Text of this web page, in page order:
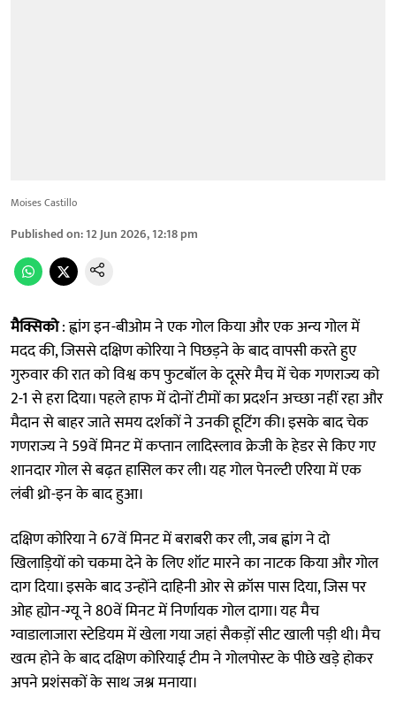
Moises Castillo
Published on:12 Jun 2026, 12:18 pm
मैक्सिको: ह्वांग इन-बीओम ने एक गोल किया और एक अन्य गोल में
मदद की, जिससे दक्षिण कोरिया ने पिछड़ने के बाद वापसी करते हुए
गुरुवार की रात को विश्व कप फुटबॉल के दूसरे मैच में चेक गणराज्य को
2-1 से हरा दिया। पहले हाफ में दोनों टीमों का प्रदर्शन अच्छा नहीं रहा और
मैदान से बाहर जाते समय दर्शकों ने उनकी हूटिंग की। इसके बाद चेक
गणराज्य ने 59वें मिनट में कप्तान लादिस्लाव क्रेजी के हेडर से किए गए
शानदार गोल से बढ़त हासिल कर ली। यह गोल पेनल्टी एरिया में एक
लंबी थ्रो-इन के बाद हुआ।
दक्षिण कोरिया ने 67वें मिनट में बराबरी कर ली, जब ह्वांग ने दो
खिलाड़ियों को चकमा देने के लिए शॉट मारने का नाटक किया और गोल
दाग दिया। इसके बाद उन्होंने दाहिनी ओर से क्रॉस पास दिया, जिस पर
ओह ह्योन-ग्यू ने 80वें मिनट में निर्णायक गोल दागा। यह मैच
ग्वाडालाजारा स्टेडियम में खेला गया जहां सैकड़ों सीट खाली पड़ी थी। मैच
खत्म होने के बाद दक्षिण कोरियाई टीम ने गोलपोस्ट के पीछे खड़े होकर
अपने प्रशंसकों के साथ जश्न मनाया।